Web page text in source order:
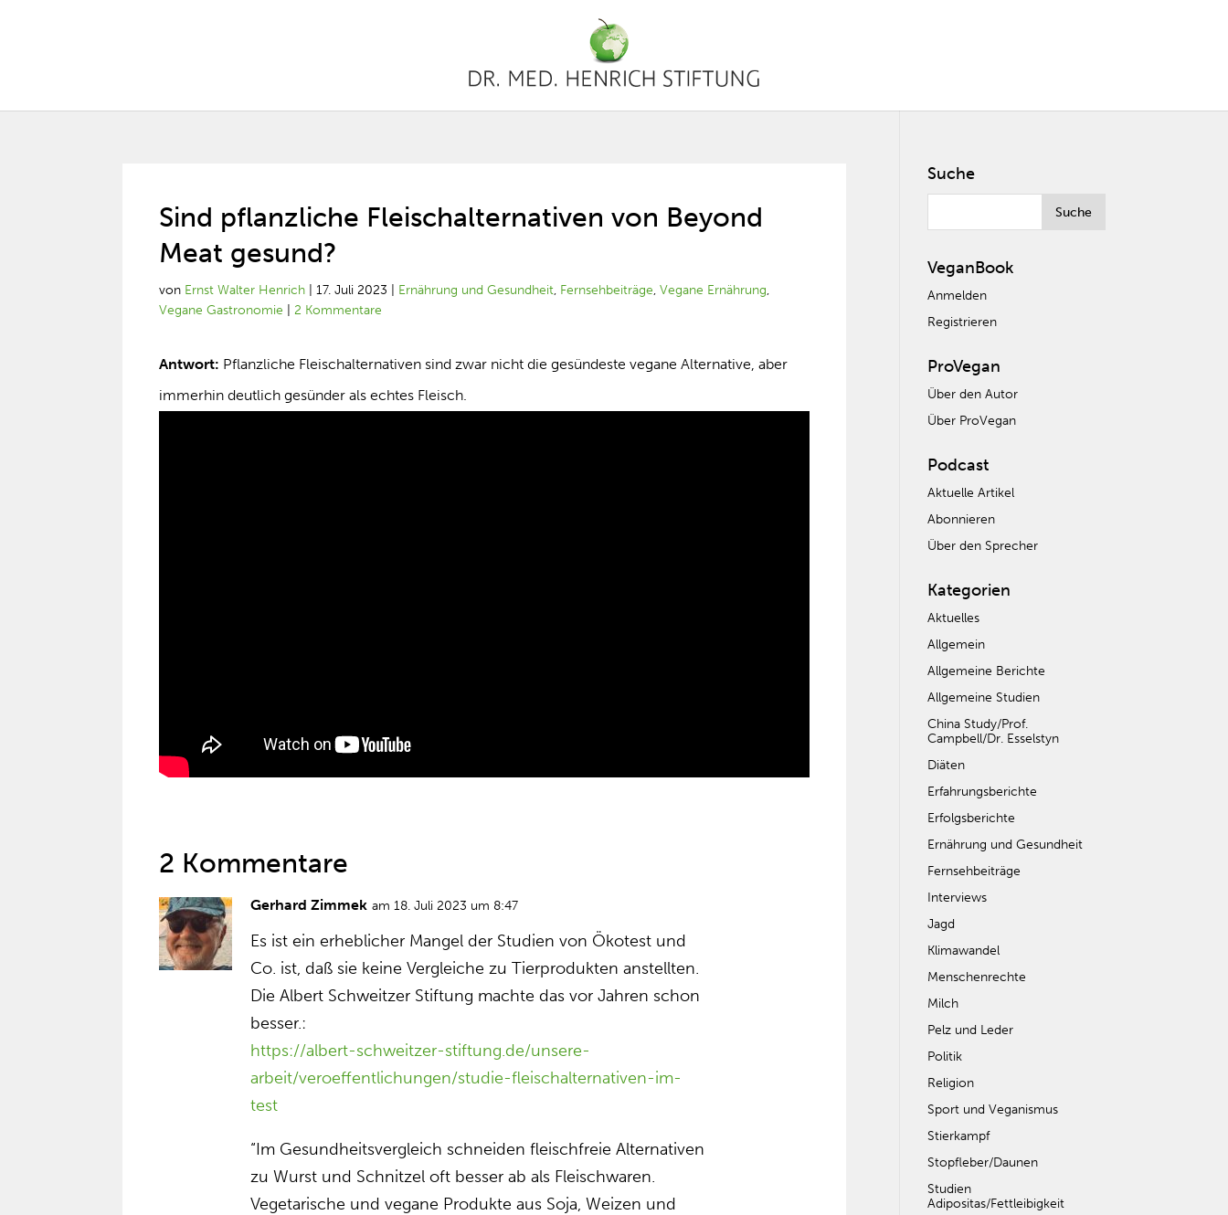
Sind pflanzliche Fleischalternativen von Beyond
Meat gesund?
von Ernst Walter Henrich |17. Juli 2023 Ernährung und Gesundheit, Fernsehbeiträge,Vegane Ernährung,
Vegane Gastronomie |2 Kommentare
Antwort: Pflanzliche Fleischalternativen sind zwar nicht die gesündeste vegane Alternative, aber
immerhin deutlich gesünder als echtes Fleisch.
2 Kommentare
Gerhard Zimmek am 18. Juli 2023 um 8:47
Es ist ein erheblicher Mangel der Studien von Ökotest und
Co. ist, daß sie keine Vergleiche zu Tierprodukten anstellten.
Die Albert Schweitzer Stiftung machte das vor Jahren schon
besser.:
https://albert-schweitzer-stiftung.de/unsere-
arbeit/veroeffentlichungen/studie-fleischalternativen-im-
test
“Im Gesundheitsvergleich schneiden fleischfreie Alternativen
zu Wurst und Schnitzel oft besser ab als Fleischwaren.
Vegetarische und vegane Produkte aus Soja, Weizen und
Suche
VeganBook
Anmelden
Registrieren
ProVegan
Über den Autor
Über ProVegan
Podcast
Aktuelle Artikel
Abonnieren
Über den Sprecher
Kategorien
Aktuelles
Allgemein
Allgemeine Berichte
Allgemeine Studien
China Study/Prof.
Campbell/Dr. Esselstyn
Diäten
Erfahrungsberichte
Erfolgsberichte
Ernährung und Gesundheit
Fernsehbeiträge
Interviews
Jagd
Klimawandel
Menschenrechte
Milch
Pelz und Leder
Politik
Religion
Sport und Veganismus
Stierkampf
Stopfleber/Daunen
Studien
Adipositas/Fettleibigkeit